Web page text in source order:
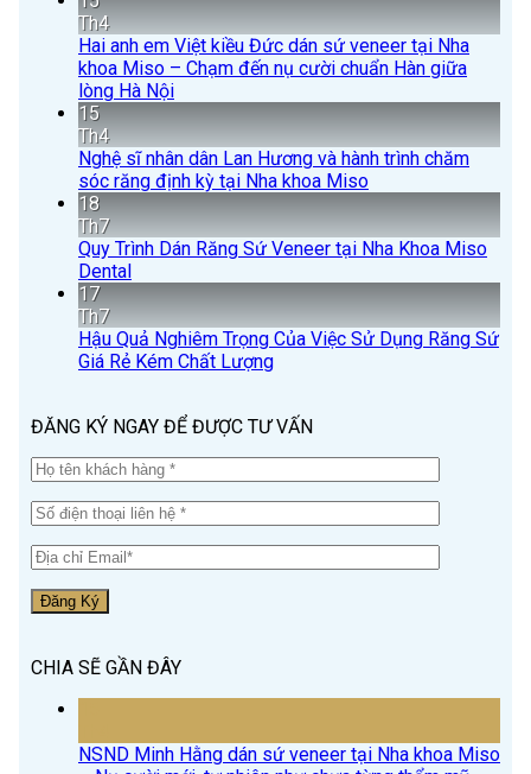
Th4
Hai anh em Việt kiều Đức dán sứ veneer tại Nha
khoa Miso – Chạm đến nụ cười chuẩn Hàn giữa
lòng Hà Nội
15
Th4
Nghệ sĩ nhân dân Lan Hương và hành trình chăm
sóc răng định kỳ tại Nha khoa Miso
18
Th7
Quy Trình Dán Răng Sứ Veneer tại Nha Khoa Miso
Dental
17
Th7
Hậu Quả Nghiêm Trọng Của Việc Sử Dụng Răng Sứ
Giá Rẻ Kém Chất Lượng
ĐĂNG KÝ NGAY ĐỂ ĐƯỢC TƯ VẤN
CHIA SẼ GẦN ĐÂY
NSND Minh Hằng dán sứ veneer tại Nha khoa Miso